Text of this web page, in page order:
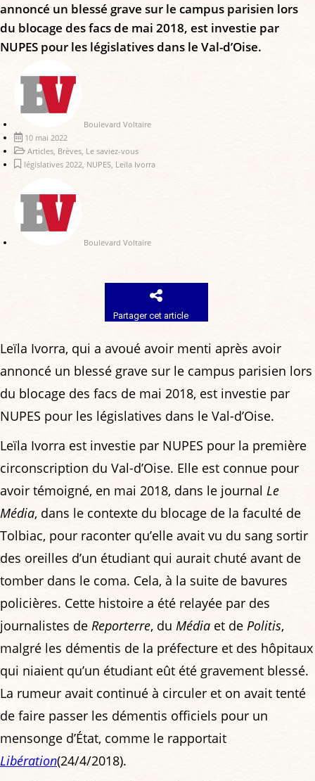
annoncé un blessé grave sur le campus parisien lors
du blocage des facs de mai 2018, est investie par
NUPES pour les législatives dans le Val-d’Oise.
Boulevard Voltaire
10 mai 2022
Articles, Brèves, Le saviez-vous
législatives 2022, NUPES, Leïla Ivorra
Boulevard Voltaire
Partager cet article
Leïla Ivorra, qui a avoué avoir menti après avoir
annoncé un blessé grave sur le campus parisien lors
du blocage des facs de mai 2018, est investie par
NUPES pour les législatives dans le Val-d’Oise.
Leïla Ivorra est investie par NUPES pour la première
circonscription du Val-d’Oise. Elle est connue pour
avoir témoigné, en mai 2018, dans le journal Le
Média, dans le contexte du blocage de la faculté de
Tolbiac, pour raconter qu’elle avait vu du sang sortir
des oreilles d’un étudiant qui aurait chuté avant de
tomber dans le coma. Cela, à la suite de bavures
policières. Cette histoire a été relayée par des
journalistes de Reporterre, du Média et de Politis,
malgré les démentis de la préfecture et des hôpitaux
qui niaient qu’un étudiant eût été gravement blessé.
La rumeur avait continué à circuler et on avait tenté
de faire passer les démentis officiels pour un
mensonge d’État, comme le rapportait
Libération(24/4/2018).